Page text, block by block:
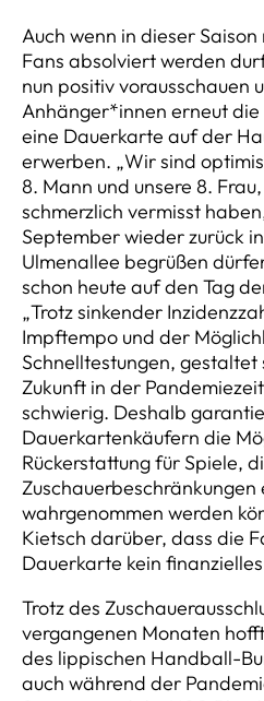
Auch wenn in dieser
Fans absolviert werden
nun positiv vorausschauen
Anhänger*innen erneut
eine Dauerkarte auf der
erwerben. „Wir sind
8. Mann und unsere 8.
schmerzlich vermisst
September wieder zurück
Ulmenallee begrüßen
schon heute auf den Tag
„Trotz sinkender
Impftempo und der
Schnelltestungen, gestaltet
Zukunft in der
schwierig. Deshalb
Dauerkartenkäufern die
Rückerstattung für Spiele,
Zuschauerbeschränkungen
wahrgenommen werden
Kietsch darüber, dass die
Dauerkarte kein
Trotz des
vergangenen Monaten
des lippischen Handball-
auch während der